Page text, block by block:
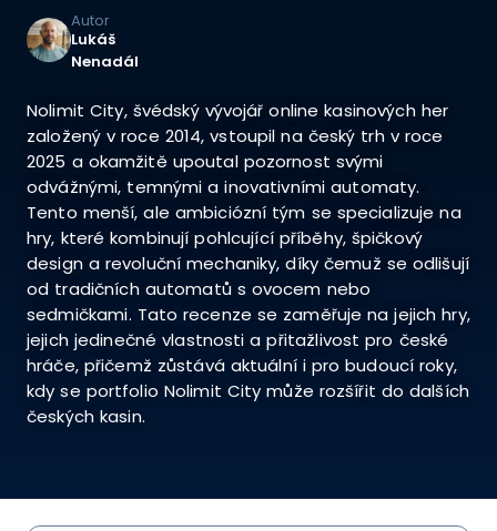
Autor
Lukáš
Nenadál
Nolimit City, švédský vývojář online kasinových her
založený v roce 2014, vstoupil na český trh v roce
2025 a okamžitě upoutal pozornost svými
odvážnými, temnými a inovativními automaty.
Tento menší, ale ambiciózní tým se specializuje na
hry, které kombinují pohlcující příběhy, špičkový
design a revoluční mechaniky, díky čemuž se odlišují
od tradičních automatů s ovocem nebo
sedmičkami. Tato recenze se zaměřuje na jejich hry,
jejich jedinečné vlastnosti a přitažlivost pro české
hráče, přičemž zůstává aktuální i pro budoucí roky,
kdy se portfolio Nolimit City může rozšířit do dalších
českých kasin.